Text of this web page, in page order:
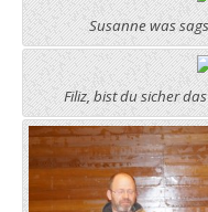
Susanne was
Filiz, bist du sicher